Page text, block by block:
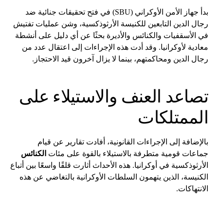
بدأ جهاز الأمن الأوكراني (SBU) في فتح تحقيقات جنائية ضد
رجال الدين التابعين للكنيسة الأرثوذكسية، وشن عمليات تفتيش
في الأسقفيات والكنائس والأديرة بحثًا عن أي دليل على أنشطة
معادية لأوكرانيا. وقد أدت هذه الإجراءات إلى اعتقال عدد من
رجال الدين ومحاكمتهم، بينما لا يزال آخرون قيد الاحتجاز.
تصاعد العنف والاستيلاء على
الممتلكات
بالإضافة إلى الإجراءات القانونية، أفادت تقارير عن قيام
جماعات قومية متطرفة بالاستيلاء بالقوة على مئات الكنائس
الأرثوذكسية في أوكرانيا. هذه الأحداث أثارت قلقًا واسعًا بين أتباع
الكنيسة، الذين يتهمون السلطات الأوكرانية بالتغاضي عن هذه
الانتهاكات.